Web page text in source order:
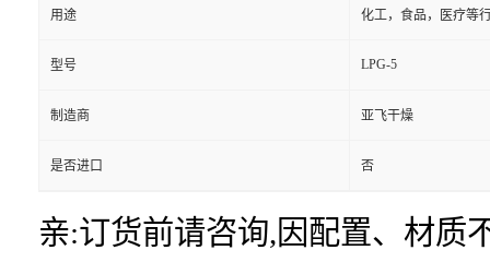
用途 化工，食品，医疗等
型号 LPG-5
制造商 亚飞干燥
是否进口 否
亲:订货前请咨询,因配置、材质